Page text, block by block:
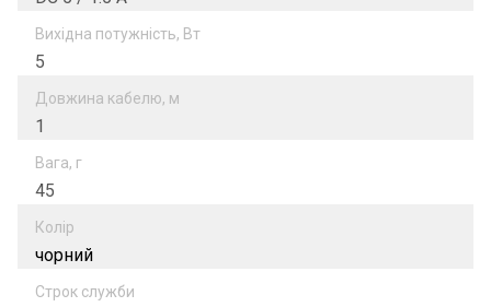
Вихідна потужність, Вт
5
Довжина кабелю, м
1
Вага, г
45
Колір
чорний
Строк служби